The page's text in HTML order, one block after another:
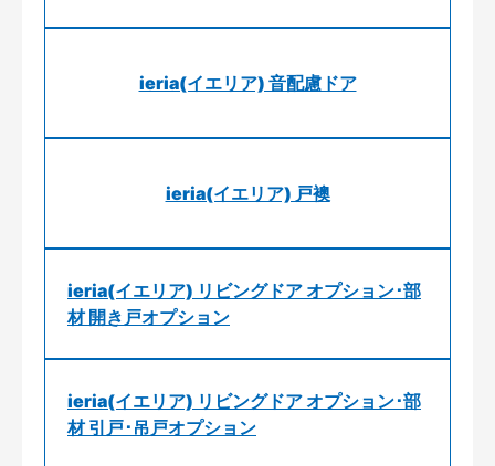
ieria(イエリア) 音配慮ドア
ieria(イエリア) 戸襖
ieria(イエリア) リビングドア オプション･部
材 開き戸オプション
ieria(イエリア) リビングドア オプション･部
材 引戸･吊戸オプション